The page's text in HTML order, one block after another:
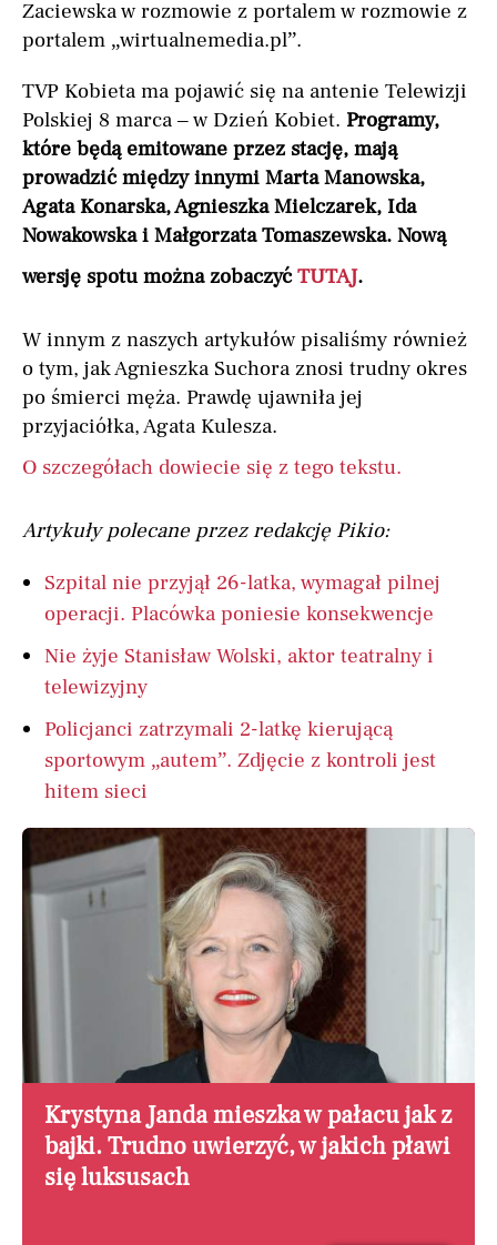
Zaciewska w rozmowie z portalem w rozmowie z
portalem „wirtualnemedia.pl”.
TVP Kobieta ma pojawić się na antenie Telewizji
Polskiej 8 marca – w Dzień Kobiet. Programy,
które będą emitowane przez stację, mają
prowadzić między innymi Marta Manowska,
Agata Konarska, Agnieszka Mielczarek, Ida
Nowakowska i Małgorzata Tomaszewska. Nową
wersję spotu można zobaczyćTUTAJ.
W innym z naszych artykułów pisaliśmy również
o tym, jak Agnieszka Suchora znosi trudny okres
po śmierci męża. Prawdę ujawniła jej
przyjaciółka, Agata Kulesza.
O szczegółach dowiecie się z tego tekstu.
Artykuły polecane przez redakcję Pikio:
Szpital nie przyjął 26-latka, wymagał pilnej
operacji. Placówka poniesie konsekwencje
Nie żyje Stanisław Wolski, aktor teatralny i
telewizyjny
Policjanci zatrzymali 2-latkę kierującą
sportowym „autem”. Zdjęcie z kontroli jest
hitem sieci
Krystyna Janda mieszka w pałacu jak z
bajki. Trudno uwierzyć, w jakich pławi
się luksusach